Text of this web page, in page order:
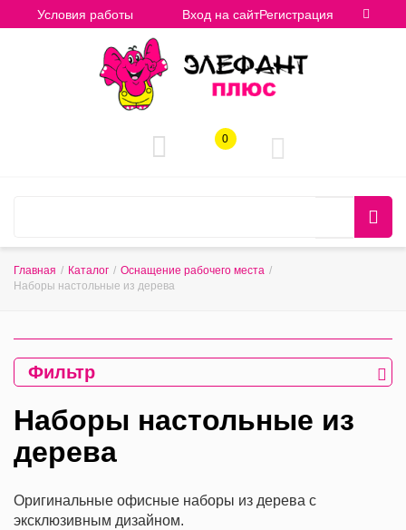
Условия работы Вход на сайтРегистрация
0
Главная / Каталог / Оснащение рабочего места /
Наборы настольные из дерева
Фильтр
Наборы настольные из
дерева
Оригинальные офисные наборы из дерева с
эксклюзивным дизайном.